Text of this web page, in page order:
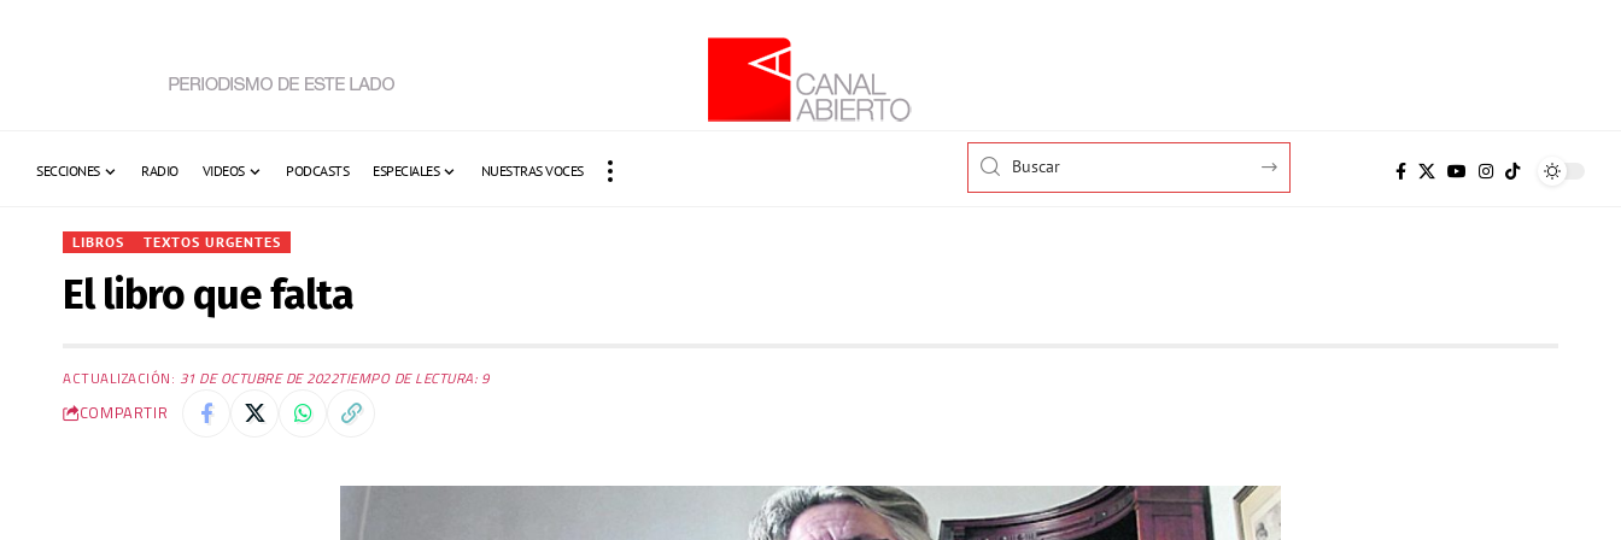
SECCIONES RADIO VIDEOS PODCASTS ESPECIALES NUESTRAS VOCES
LIBROS TEXTOS URGENTES
El libro que falta
ACTUALIZACIÓN: 31 DE OCTUBRE DE 2022TIEMPO DE LECTURA: 9
COMPARTIR